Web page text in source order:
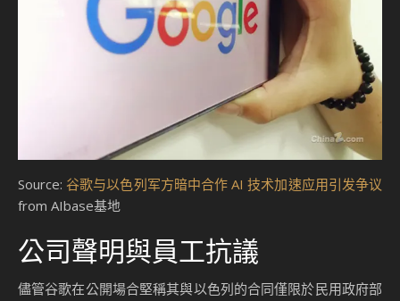
Source: 谷歌与以色列军方暗中合作 AI 技术加速应用引发争议
from AIbase基地
公司聲明與員工抗議
儘管谷歌在公開場合堅稱其與以色列的合同僅限於民用政府部